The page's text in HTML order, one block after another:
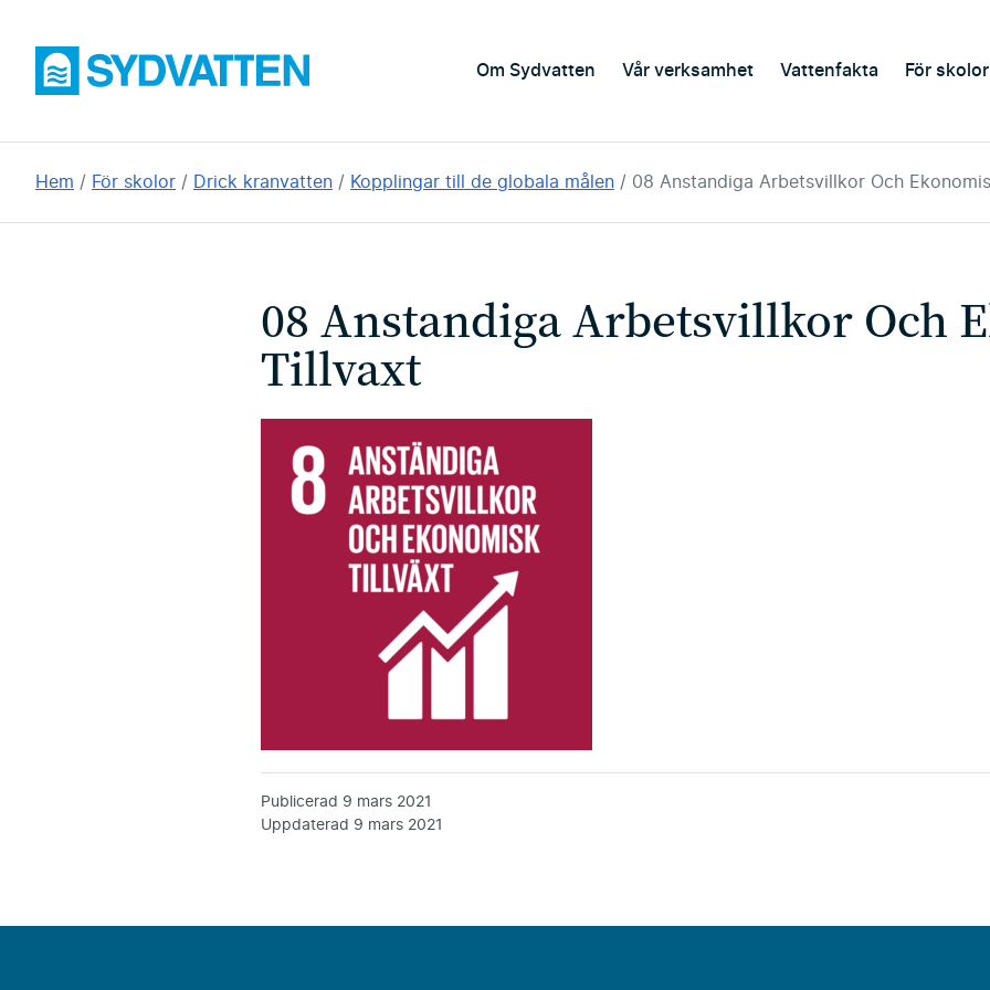
huvudinnehållet
Sydvatten Om Sydvatten Vår verksamhet Vattenfakta För skolor
Du
Hem För skolor Drick kranvatten Kopplingar till de globala målen 08 Anstandiga Arbetsvillkor Och
08 Anstandiga Arbetsvillkor Och
Tillvaxt
Publicerad 9 mars 2021
Uppdaterad 9 mars 2021